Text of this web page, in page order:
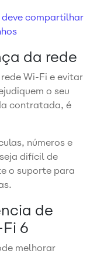
deve compartilhar
da rede
Wi-Fi e evitar
o seu
contratada, é
números e
difícil de
o suporte para
de
6
melhorar